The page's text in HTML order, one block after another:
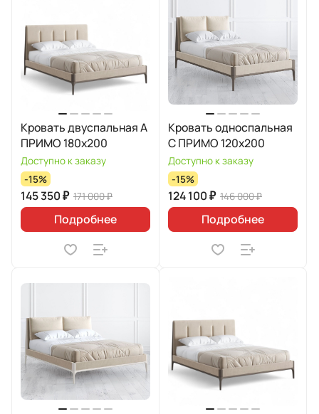
Кровать двуспальная А
ПРИМО 180х200
Доступно к заказу
-15%
145 350 ₽ 171 000 ₽
Подробнее
Кровать односпальная
C ПРИМО 120х200
Доступно к заказу
-15%
124 100 ₽ 146 000 ₽
Подробнее